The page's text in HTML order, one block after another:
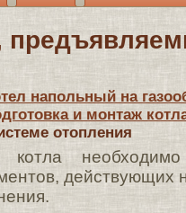
напольный на
и монтаж
отопления
необходимо
действующих